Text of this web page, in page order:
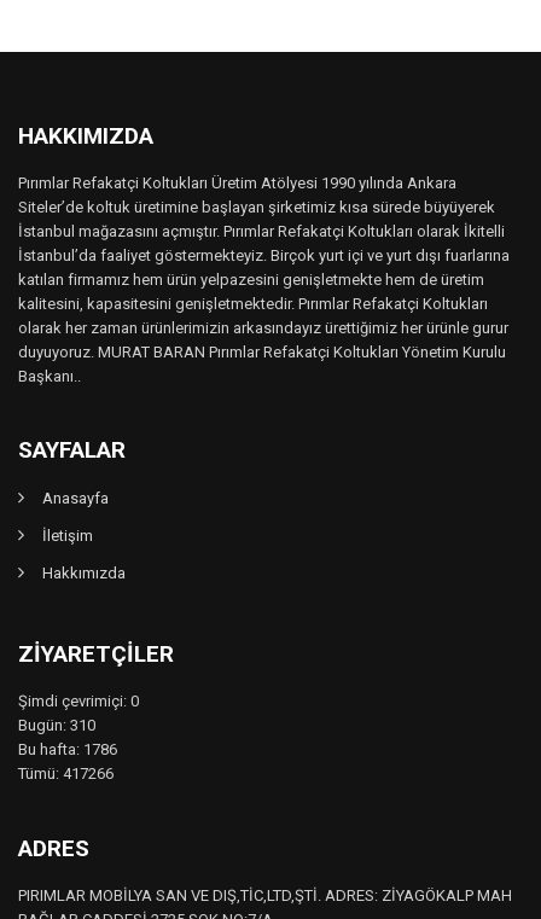
HAKKIMIZDA
Pırımlar Refakatçi Koltukları Üretim Atölyesi 1990 yılında Ankara
Siteler’de koltuk üretimine başlayan şirketimiz kısa sürede büyüyerek
İstanbul mağazasını açmıştır. Pırımlar Refakatçi Koltukları olarak İkitelli
İstanbul’da faaliyet göstermekteyiz. Birçok yurt içi ve yurt dışı fuarlarına
katılan firmamız hem ürün yelpazesini genişletmekte hem de üretim
kalitesini, kapasitesini genişletmektedir. Pırımlar Refakatçi Koltukları
olarak her zaman ürünlerimizin arkasındayız ürettiğimiz her ürünle gurur
duyuyoruz. MURAT BARAN Pırımlar Refakatçi Koltukları Yönetim Kurulu
Başkanı..
SAYFALAR
Anasayfa
İletişim
Hakkımızda
ZIYARETÇILER
Şimdi çevrimiçi: 0
Bugün: 310
Bu hafta: 1786
Tümü: 417266
ADRES
PIRIMLAR MOBİLYA SAN VE DIŞ,TİC,LTD,ŞTİ. ADRES: ZİYAGÖKALP MAH